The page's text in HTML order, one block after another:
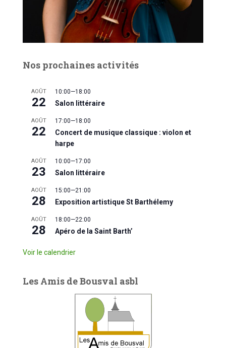
Nos prochaines activités
AOÛT
22
10:00—18:00
Salon littéraire
AOÛT
22
17:00—18:00
Concert de musique classique : violon et
harpe
AOÛT
23
10:00—17:00
Salon littéraire
AOÛT
28
15:00—21:00
Exposition artistique St Barthélemy
AOÛT
28
18:00—22:00
Apéro de la Saint Barth’
Voir le calendrier
Les Amis de Bousval asbl